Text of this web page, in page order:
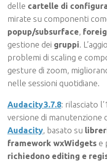
delle cartelle di
mirate su componenti
popup/subsurface
gestione dei gruppi .
problemi di scaling e
gesture di zoom,
nelle sessioni quotidiane.
Audacity 3.7.8: rilasciato
versione di manutenzione
Audacity , basato su
framework wxWidgets e
richiedono editing e